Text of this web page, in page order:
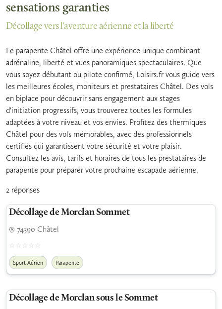
sensations garanties
Décollage vers l'aventure aérienne et la liberté
Le parapente Châtel offre une expérience unique combinant
adrénaline, liberté et vues panoramiques spectaculaires. Que
vous soyez débutant ou pilote confirmé, Loisirs.fr vous guide vers
les meilleures écoles, moniteurs et prestataires Châtel. Des vols
en biplace pour découvrir sans engagement aux stages
d'initiation progressifs, vous trouverez toutes les formules
adaptées à votre niveau et vos envies. Profitez des thermiques
Châtel pour des vols mémorables, avec des professionnels
certifiés qui garantissent votre sécurité et votre plaisir.
Consultez les avis, tarifs et horaires de tous les prestataires de
parapente pour préparer votre prochaine escapade aérienne.
2 réponses
Décollage de Morclan Sommet
74390 Châtel
Sport Aérien Parapente
Décollage de Morclan sous le Sommet